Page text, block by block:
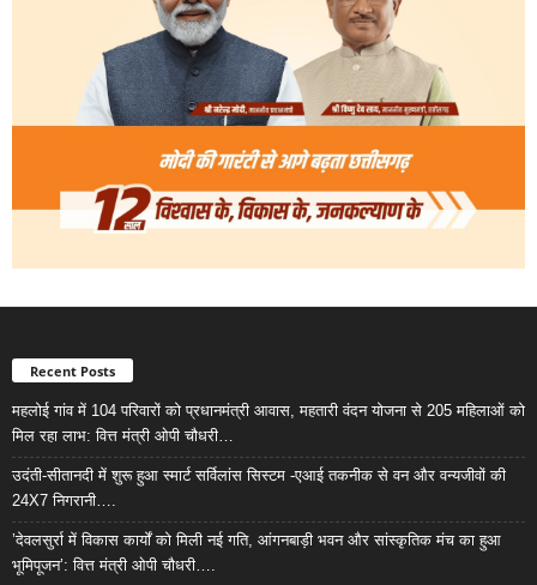
Recent Posts
महलोई गांव में 104 परिवारों को प्रधानमंत्री आवास, महतारी वंदन योजना से 205 महिलाओं को
मिल रहा लाभ: वित्त मंत्री ओपी चौधरी…
उदंती-सीतानदी में शुरू हुआ स्मार्ट सर्विलांस सिस्टम -एआई तकनीक से वन और वन्यजीवों की
24X7 निगरानी….
’देवलसुर्रा में विकास कार्यों को मिली नई गति, आंगनबाड़ी भवन और सांस्कृतिक मंच का हुआ
भूमिपूजन’: वित्त मंत्री ओपी चौधरी….